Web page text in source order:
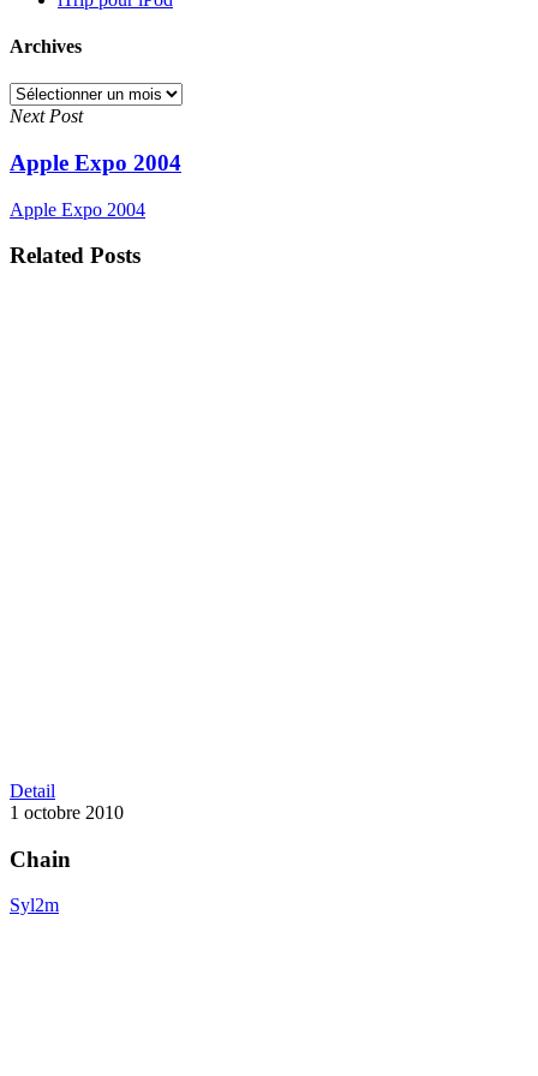
Archives
Archives
Next Post
Apple Expo 2004
Apple Expo 2004
Related Posts
Detail
1 octobre 2010
Chain
Syl2m